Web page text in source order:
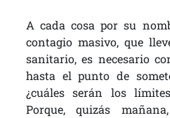
A cada cosa por su
contagio masivo, que
sanitario, es necesario
hasta el punto de
¿cuáles serán los
Porque, quizás